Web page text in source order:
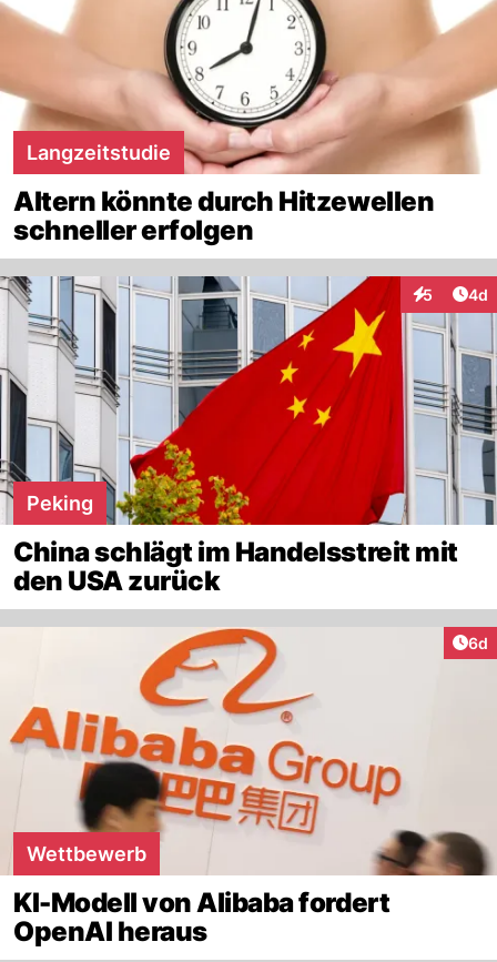
Langzeitstudie
Altern könnte durch Hitzewellen
schneller erfolgen
5 4d
Peking
China schlägt im Handelsstreit mit
den USA zurück
6d
Wettbewerb
KI-Modell von Alibaba fordert
OpenAI heraus